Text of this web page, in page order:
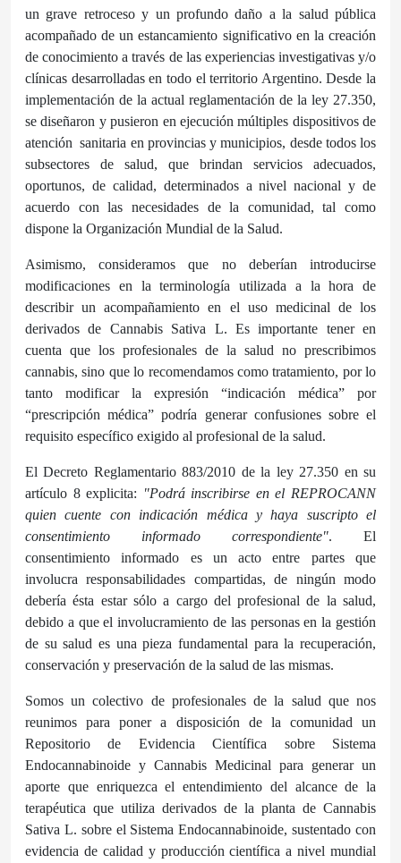
un grave retroceso y un profundo daño a la salud pública
acompañado de un estancamiento significativo en la creación
de conocimiento a través de las experiencias investigativas y/o
clínicas desarrolladas en todo el territorio Argentino. Desde la
implementación de la actual reglamentación de la ley 27.350,
se diseñaron y pusieron en ejecución múltiples dispositivos de
atención sanitaria en provincias y municipios, desde todos los
subsectores de salud, que brindan servicios adecuados,
oportunos, de calidad, determinados a nivel nacional y de
acuerdo con las necesidades de la comunidad, tal como
dispone la Organización Mundial de la Salud.
Asimismo, consideramos que no deberían introducirse
modificaciones en la terminología utilizada a la hora de
describir un acompañamiento en el uso medicinal de los
derivados de Cannabis Sativa L. Es importante tener en
cuenta que los profesionales de la salud no prescribimos
cannabis, sino que lo recomendamos como tratamiento, por lo
tanto modificar la expresión “indicación médica” por
“prescripción médica” podría generar confusiones sobre el
requisito específico exigido al profesional de la salud.
El Decreto Reglamentario 883/2010 de la ley 27.350 en su
artículo 8 explicita: "Podrá inscribirse en el REPROCANN
quien cuente con indicación médica y haya suscripto el
consentimiento informado correspondiente". El
consentimiento informado es un acto entre partes que
involucra responsabilidades compartidas, de ningún modo
debería ésta estar sólo a cargo del profesional de la salud,
debido a que el involucramiento de las personas en la gestión
de su salud es una pieza fundamental para la recuperación,
conservación y preservación de la salud de las mismas.
Somos un colectivo de profesionales de la salud que nos
reunimos para poner a disposición de la comunidad un
Repositorio de Evidencia Científica sobre Sistema
Endocannabinoide y Cannabis Medicinal para generar un
aporte que enriquezca el entendimiento del alcance de la
terapéutica que utiliza derivados de la planta de Cannabis
Sativa L. sobre el Sistema Endocannabinoide, sustentado con
evidencia de calidad y producción científica a nivel mundial